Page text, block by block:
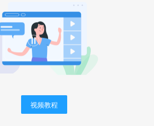
视频教程